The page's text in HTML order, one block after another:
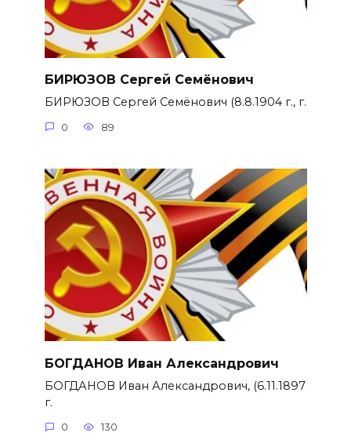
БИРЮЗОВ Сергей Семёнович
БИРЮЗОВ Сергей Семёнович (8.8.1904 г., г.
0 89
БОГДАНОВ Иван Александрович
БОГДАНОВ Иван Александрович, (6.11.1897
г.
0 130